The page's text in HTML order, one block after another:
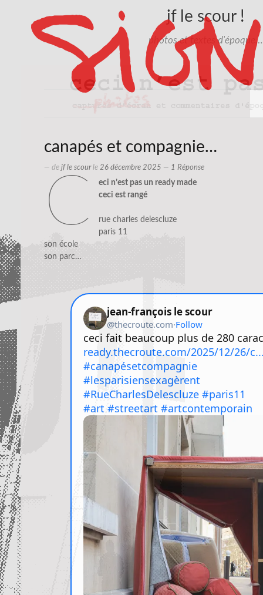
jf le scour !
photos et textes d'époque…
canapés et compagnie…
— de jf le scourle 26 décembre 2025 — 1 Réponse
c
eci n’est pas un ready made
ceci est rangé
rue charles delescluze
paris 11
son école
son parc…